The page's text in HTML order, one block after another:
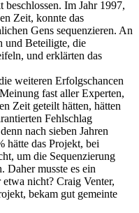
Im Jahr 1997,
Zeit, konnte das
Gens sequenzieren. An
und Beteiligte, die
und erklärten das
weiteren Erfolgschancen
fast aller Experten,
Zeit geteilt hätten, hätten
Fehlschlag
nach sieben Jahren
hätte das Projekt, bei
um die Sequenzierung
Daher musste es ein
nicht? Craig Venter,
bekam gut gemeinte